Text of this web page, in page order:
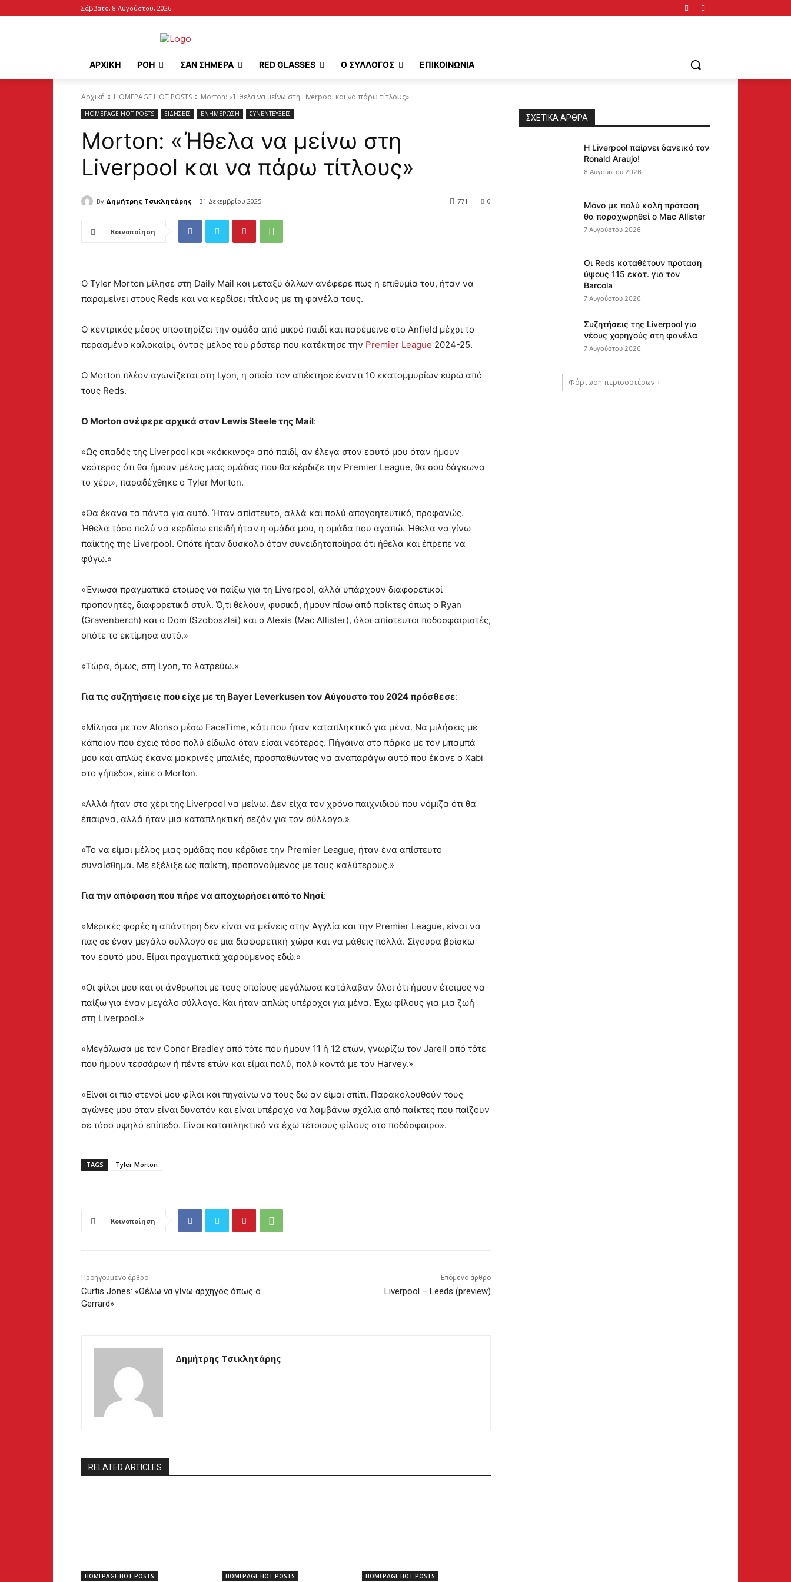
Σάββατο, 8 Αυγούστου, 2026
ΑΡΧΙΚΉ ΡΟΗ ΣΑΝ ΣΗΜΕΡΑ RED GLASSES Ο ΣΥΛΛΟΓΟΣ ΕΠΙΚΟΙΝΩΝΙΑ
Αρχική HOMEPAGE HOT POSTS Morton: «Ήθελα να μείνω στη Liverpool και να πάρω τίτλους»
HOMEPAGE HOT POSTS ΕΙΔΗΣΕΙΣ ΕΝΗΜΕΡΩΣΗ ΣΥΝΕΝΤΕΥΞΕΙΣ
Morton: «Ήθελα να μείνω στη
Liverpool και να πάρω τίτλους»
By Δημήτρης Τσικλητάρης 31 Δεκεμβρίου 2025 0
771
Κοινοποίηση
Ο Tyler Morton μίλησε στη Daily Mail και μεταξύ άλλων ανέφερε πως η επιθυμία του, ήταν να
παραμείνει στους Reds και να κερδίσει τίτλους με τη φανέλα τους.
Ο κεντρικός μέσος υποστηρίζει την ομάδα από μικρό παιδί και παρέμεινε στο Anfield μέχρι το
περασμένο καλοκαίρι, όντας μέλος του ρόστερ που κατέκτησε την Premier League 2024-25.
Ο Morton πλέον αγωνίζεται στη Lyon, η οποία τον απέκτησε έναντι 10 εκατομμυρίων ευρώ από
τους Reds.
Ο Morton ανέφερε αρχικά στον Lewis Steele της Mail:
«Ως οπαδός της Liverpool και «κόκκινος» από παιδί, αν έλεγα στον εαυτό μου όταν ήμουν
νεότερος ότι θα ήμουν μέλος μιας ομάδας που θα κέρδιζε την Premier League, θα σου δάγκωνα
το χέρι», παραδέχθηκε ο Tyler Morton.
«Θα έκανα τα πάντα για αυτό. Ήταν απίστευτο, αλλά και πολύ απογοητευτικό, προφανώς.
Ήθελα τόσο πολύ να κερδίσω επειδή ήταν η ομάδα μου, η ομάδα που αγαπώ. Ήθελα να γίνω
παίκτης της Liverpool. Οπότε ήταν δύσκολο όταν συνειδητοποίησα ότι ήθελα και έπρεπε να
φύγω.»
«Ένιωσα πραγματικά έτοιμος να παίξω για τη Liverpool, αλλά υπάρχουν διαφορετικοί
προπονητές, διαφορετικά στυλ. Ό,τι θέλουν, φυσικά, ήμουν πίσω από παίκτες όπως ο Ryan
(Gravenberch) και ο Dom (Szoboszlai) και ο Alexis (Mac Allister), όλοι απίστευτοι ποδοσφαιριστές,
οπότε το εκτίμησα αυτό.»
«Τώρα, όμως, στη Lyon, το λατρεύω.»
Για τις συζητήσεις που είχε με τη Bayer Leverkusen τον Αύγουστο του 2024 πρόσθεσε:
«Μίλησα με τον Alonso μέσω FaceTime, κάτι που ήταν καταπληκτικό για μένα. Να μιλήσεις με
κάποιον που έχεις τόσο πολύ είδωλο όταν είσαι νεότερος. Πήγαινα στο πάρκο με τον μπαμπά
μου και απλώς έκανα μακρινές μπαλιές, προσπαθώντας να αναπαράγω αυτό που έκανε ο Xabi
στο γήπεδο», είπε ο Morton.
«Αλλά ήταν στο χέρι της Liverpool να μείνω. Δεν είχα τον χρόνο παιχνιδιού που νόμιζα ότι θα
έπαιρνα, αλλά ήταν μια καταπληκτική σεζόν για τον σύλλογο.»
«Το να είμαι μέλος μιας ομάδας που κέρδισε την Premier League, ήταν ένα απίστευτο
συναίσθημα. Με εξέλιξε ως παίκτη, προπονούμενος με τους καλύτερους.»
Για την απόφαση που πήρε να αποχωρήσει από το Νησί:
«Μερικές φορές η απάντηση δεν είναι να μείνεις στην Αγγλία και την Premier League, είναι να
πας σε έναν μεγάλο σύλλογο σε μια διαφορετική χώρα και να μάθεις πολλά. Σίγουρα βρίσκω
τον εαυτό μου. Είμαι πραγματικά χαρούμενος εδώ.»
«Οι φίλοι μου και οι άνθρωποι με τους οποίους μεγάλωσα κατάλαβαν όλοι ότι ήμουν έτοιμος να
παίξω για έναν μεγάλο σύλλογο. Και ήταν απλώς υπέροχοι για μένα. Έχω φίλους για μια ζωή
στη Liverpool.»
«Μεγάλωσα με τον Conor Bradley από τότε που ήμουν 11 ή 12 ετών, γνωρίζω τον Jarell από τότε
που ήμουν τεσσάρων ή πέντε ετών και είμαι πολύ, πολύ κοντά με τον Harvey.»
«Είναι οι πιο στενοί μου φίλοι και πηγαίνω να τους δω αν είμαι σπίτι. Παρακολουθούν τους
αγώνες μου όταν είναι δυνατόν και είναι υπέροχο να λαμβάνω σχόλια από παίκτες που παίζουν
σε τόσο υψηλό επίπεδο. Είναι καταπληκτικό να έχω τέτοιους φίλους στο ποδόσφαιρο».
TAGS Tyler Morton
Κοινοποίηση
Προηγούμενο άρθρο
Curtis Jones: «Θέλω να γίνω αρχηγός όπως ο
Gerrard»
Επόμενο άρθρο
Liverpool – Leeds (preview)
Δημήτρης Τσικλητάρης
RELATED ARTICLES
HOMEPAGE HOT POSTS HOMEPAGE HOT POSTS HOMEPAGE HOT POSTS
ΣΧΕΤΙΚΆ ΆΡΘΡΑ
Η Liverpool παίρνει δανεικό τον
Ronald Araujo!
8 Αυγούστου 2026
Μόνο με πολύ καλή πρόταση
θα παραχωρηθεί ο Mac Allister
7 Αυγούστου 2026
Οι Reds καταθέτουν πρόταση
ύψους 115 εκατ. για τον
Barcola
7 Αυγούστου 2026
Συζητήσεις της Liverpool για
νέους χορηγούς στη φανέλα
7 Αυγούστου 2026
Φόρτωση περισσοτέρων